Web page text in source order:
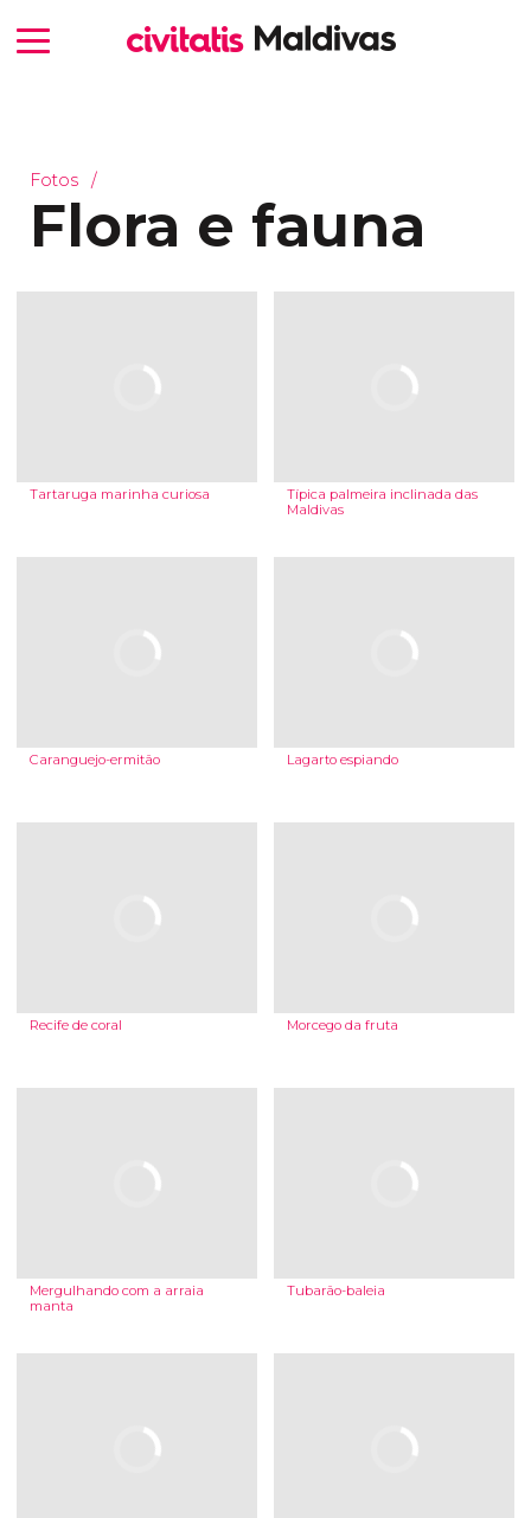
Fotos
Flora e fauna
Tartaruga marinha curiosa
Típica palmeira inclinada das
Maldivas
Caranguejo-ermitão Lagarto espiando
Recife de coral Morcego da fruta
Mergulhando com a arraia
manta
Tubarão-baleia